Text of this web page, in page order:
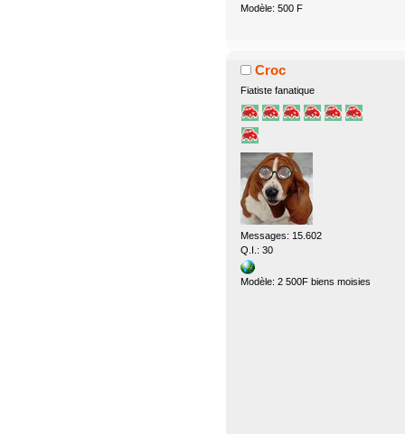
Modèle: 500 F
Croc
Fiatiste fanatique
Messages: 15.602
Q.I.: 30
Modèle: 2 500F biens moisies